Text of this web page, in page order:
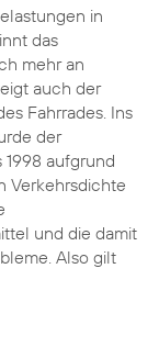
in
das
mehr an
auch der
Fahrrades. Ins
der
aufgrund
Verkehrsdichte
und die damit
Also gilt